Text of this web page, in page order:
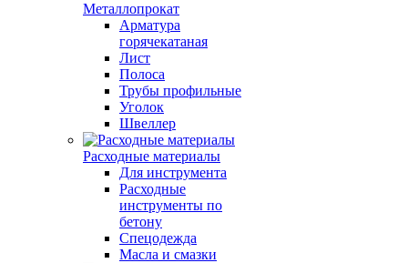
Металлопрокат
Арматура
горячекатаная
Лист
Полоса
Трубы профильные
Уголок
Швеллер
Расходные материалы
Для инструмента
Расходные
инструменты по
бетону
Спецодежда
Масла и смазки